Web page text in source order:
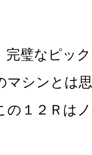
璧なピッ
マシンとは
の１２Ｒは